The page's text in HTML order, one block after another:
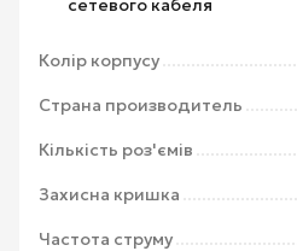
Колір корпусу
Страна производитель
Кількість роз'ємів
Захисна кришка
Частота струму